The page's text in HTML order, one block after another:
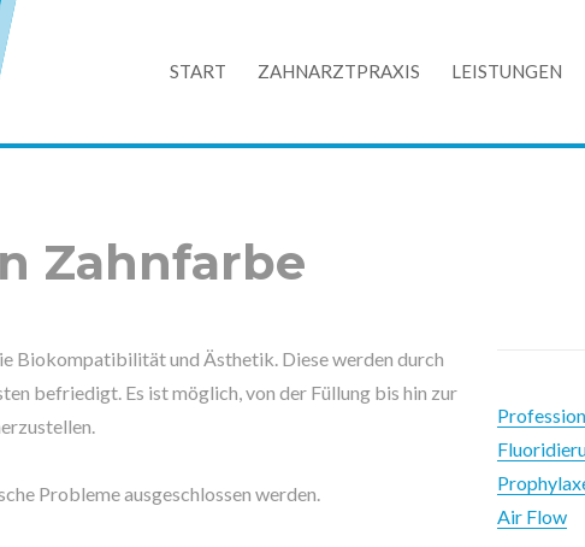
START ZAHNARZTPRAXIS LEISTUNGEN
Zahnfarbe
Biokompatibilität und Ästhetik. Diese werden durch
befriedigt. Es ist möglich, von der Füllung bis hin zur
Probleme ausgeschlossen werden.
Air Flow